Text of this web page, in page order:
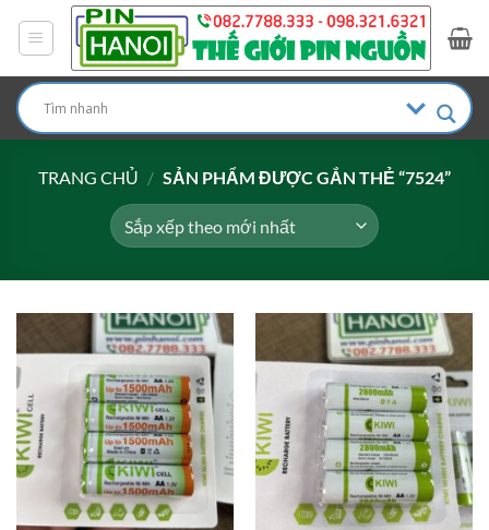
dung
TRANG CHỦ / SẢN PHẨM ĐƯỢC GẮN THẺ “7524”